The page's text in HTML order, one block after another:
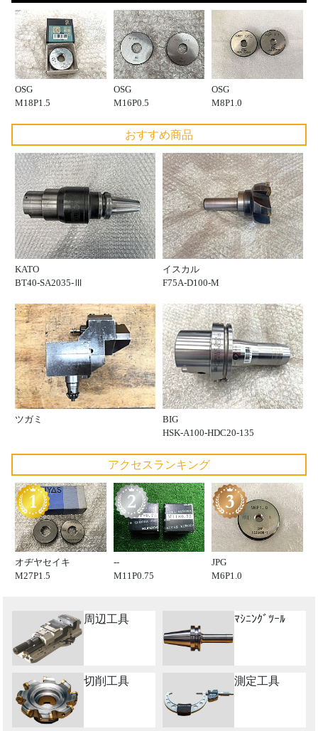
OSG
M18P1.5
OSG
M16P0.5
OSG
M8P1.0
おすすめ商品
KATO
BT40-SA2035-Ⅲ
イスカル
F75A-D100-M
ツガミ
BIG
HSK-A100-HDC20-135
アクセスランキング
オヂヤセイキ
M27P1.5
--
M11P0.75
JPG
M6P1.0
周辺工具 ﾏｼﾆﾝｸﾞﾂｰﾙ
切削工具 測定工具